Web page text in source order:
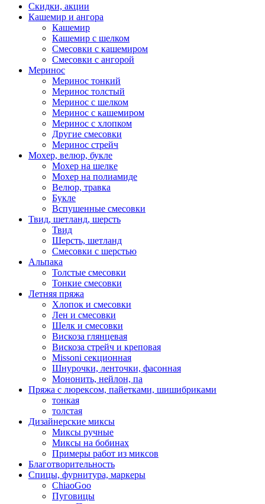
Скидки, акции
Кашемир и ангора
Кашемир
Кашемир с шелком
Смесовки с кашемиром
Смесовки с ангорой
Меринос
Меринос тонкий
Меринос толстый
Меринос с шелком
Меринос с кашемиром
Меринос с хлопком
Другие смесовки
Меринос стрейч
Мохер, велюр, букле
Мохер на шелке
Мохер на полиамиде
Велюр, травка
Букле
Вспушенные смесовки
Твид, шетланд, шерсть
Твид
Шерсть, шетланд
Смесовки с шерстью
Альпака
Толстые смесовки
Тонкие смесовки
Летняя пряжа
Хлопок и смесовки
Лен и смесовки
Шелк и смесовки
Вискоза глянцевая
Вискоза стрейч и креповая
Missoni секционная
Шнурочки, ленточки, фасонная
Мононить, нейлон, па
Пряжа с люрексом, пайетками, шишибриками
тонкая
толстая
Дизайнерские миксы
Миксы ручные
Миксы на бобинах
Примеры работ из миксов
Благотворительность
Спицы, фурнитура, маркеры
ChiaoGoo
Пуговицы